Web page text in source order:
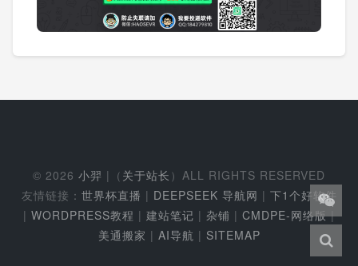
© 2026 小羿 |（ 关于站长 ）ALL RIGHTS RESERVED
友情链接： 世界杯直播 | DEEPSEEK 导航网 | 下1个好软件
| WORDPRESS教程 | 建站笔记 | 杂铺 | CMDPE-网络版|
美通搬家 | AI导航 | SITEMAP